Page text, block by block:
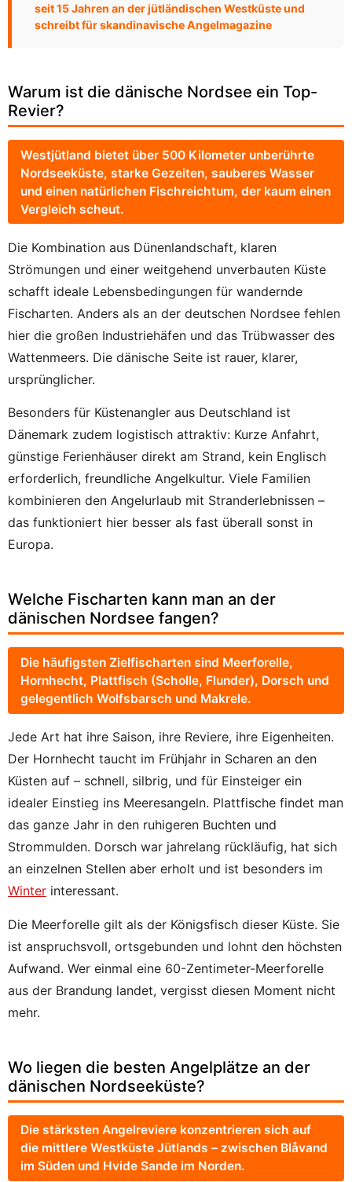
seit 15 Jahren an der jütländischen Westküste und
schreibt für skandinavische Angelmagazine
Warum ist die dänische Nordsee ein Top-
Revier?
Westjütland bietet über 500 Kilometer unberührte
Nordseeküste, starke Gezeiten, sauberes Wasser
und einen natürlichen Fischreichtum, der kaum einen
Vergleich scheut.
Die Kombination aus Dünenlandschaft, klaren
Strömungen und einer weitgehend unverbauten Küste
schafft ideale Lebensbedingungen für wandernde
Fischarten. Anders als an der deutschen Nordsee fehlen
hier die großen Industriehäfen und das Trübwasser des
Wattenmeers. Die dänische Seite ist rauer, klarer,
ursprünglicher.
Besonders für Küstenangler aus Deutschland ist
Dänemark zudem logistisch attraktiv: Kurze Anfahrt,
günstige Ferienhäuser direkt am Strand, kein Englisch
erforderlich, freundliche Angelkultur. Viele Familien
kombinieren den Angelurlaub mit Stranderlebnissen –
das funktioniert hier besser als fast überall sonst in
Europa.
Welche Fischarten kann man an der
dänischen Nordsee fangen?
Die häufigsten Zielfischarten sind Meerforelle,
Hornhecht, Plattfisch (Scholle, Flunder), Dorsch und
gelegentlich Wolfsbarsch und Makrele.
Jede Art hat ihre Saison, ihre Reviere, ihre Eigenheiten.
Der Hornhecht taucht im Frühjahr in Scharen an den
Küsten auf – schnell, silbrig, und für Einsteiger ein
idealer Einstieg ins Meeresangeln. Plattfische findet man
das ganze Jahr in den ruhigeren Buchten und
Strommulden. Dorsch war jahrelang rückläufig, hat sich
an einzelnen Stellen aber erholt und ist besonders im
Winter interessant.
Die Meerforelle gilt als der Königsfisch dieser Küste. Sie
ist anspruchsvoll, ortsgebunden und lohnt den höchsten
Aufwand. Wer einmal eine 60-Zentimeter-Meerforelle
aus der Brandung landet, vergisst diesen Moment nicht
mehr.
Wo liegen die besten Angelplätze an der
dänischen Nordseeküste?
Die stärksten Angelreviere konzentrieren sich auf
die mittlere Westküste Jütlands – zwischen Blåvand
im Süden und Hvide Sande im Norden.